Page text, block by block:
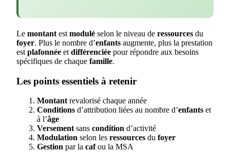
Le montant est modulé selon le niveau de ressources du
foyer. Plus le nombre d’enfants augmente, plus la prestation
est plafonnée et différenciée pour répondre aux besoins
spécifiques de chaque famille.
Les points essentiels à retenir
Montant revalorisé chaque année
Conditions d’attribution liées au nombre d’enfants et
à l’âge
Versement sans condition d’activité
Modulation selon les ressources du foyer
Gestion par la cafou la MSA